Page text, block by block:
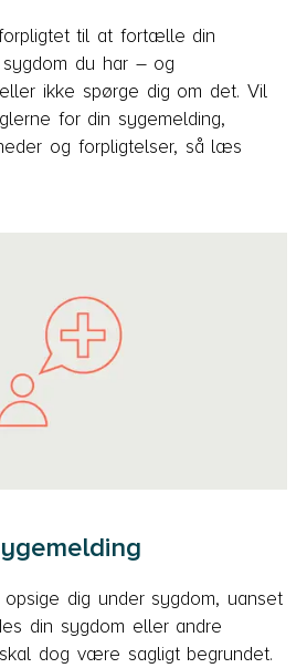
til at fortælle din
sygdom du har – og
ikke spørge dig om det. Vil
for din sygemelding,
og forpligtelser, så læs
opsige dig under sygdom, uanset
din sygdom eller andre
dog være sagligt begrundet.